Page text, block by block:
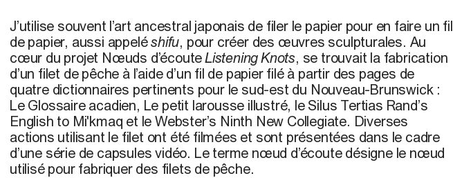
J’utilise souvent l’art ancestral japonais de filer le papier pour en faire un fil
de papier, aussi appeléshifu, pour créer des œuvres sculpturales. Au
cœur du projet Nœuds d’écouteListening Knots, se trouvait la fabrication
d’un filet de pêche à l’aide d’un fil de papier filé à partir des pages de
quatre dictionnaires pertinents pour le sud-est du Nouveau-Brunswick :
Le Glossaire acadien, Le petit larousse illustré, le Silus Tertias Rand’s
English to Mi'kmaq et le Webster’s Ninth New Collegiate. Diverses
actions utilisant le filet ont été filmées et sont présentées dans le cadre
d’une série de capsules vidéo. Le terme nœud d’écoute désigne le nœud
utilisé pour fabriquer des filets de pêche.